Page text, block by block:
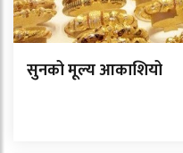
सुनको मूल्य आकाशियो